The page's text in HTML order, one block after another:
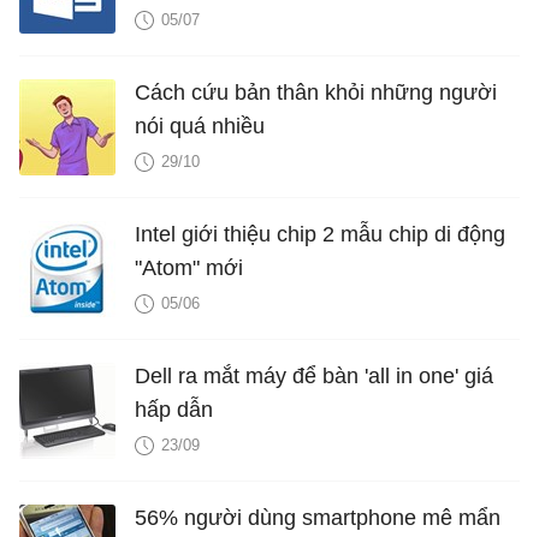
hưởng bố cục
05/07
Cách cứu bản thân khỏi những người
nói quá nhiều
29/10
Intel giới thiệu chip 2 mẫu chip di động
"Atom" mới
05/06
Dell ra mắt máy để bàn 'all in one' giá
hấp dẫn
23/09
56% người dùng smartphone mê mẩn